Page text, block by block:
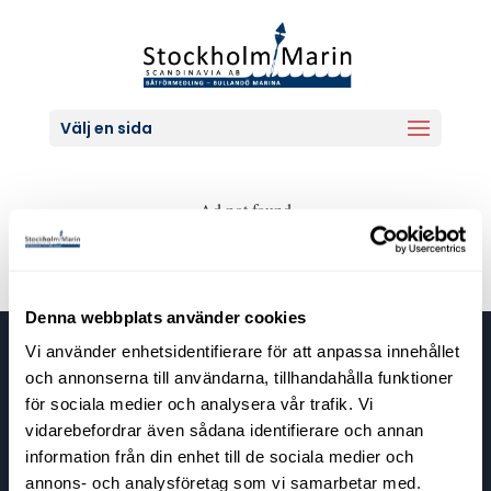
Denna webbplats använder cookies
Vi använder enhetsidentifierare för att anpassa innehållet
och annonserna till användarna, tillhandahålla funktioner
för sociala medier och analysera vår trafik. Vi
vidarebefordrar även sådana identifierare och annan
information från din enhet till de sociala medier och
annons- och analysföretag som vi samarbetar med.
Välj en sida
Ad not found
Stockholm Marin Scandinavia
Bullandövägen 30
139 56 Värmdö